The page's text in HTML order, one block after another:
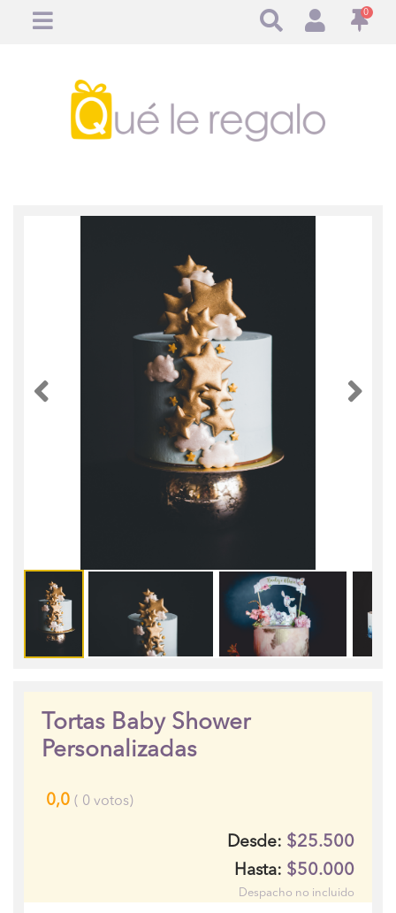
0
Tortas Baby Shower
Personalizadas
0,0 ( 0 votos)
Desde: $25.500
Hasta: $50.000
Despacho no incluido